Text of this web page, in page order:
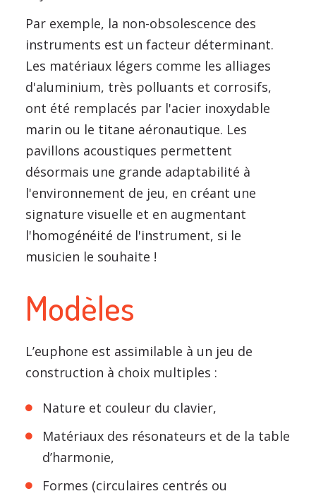
Par exemple, la non-obsolescence des
instruments est un facteur déterminant.
Les matériaux légers comme les alliages
d'aluminium, très polluants et corrosifs,
ont été remplacés par l'acier inoxydable
marin ou le titane aéronautique. Les
pavillons acoustiques permettent
désormais une grande adaptabilité à
l'environnement de jeu, en créant une
signature visuelle et en augmentant
l'homogénéité de l'instrument, si le
musicien le souhaite !
Modèles
L’euphone est assimilable à un jeu de
construction à choix multiples :
Nature et couleur du clavier,
Matériaux des résonateurs et de la table
d’harmonie,
Formes (circulaires centrés ou